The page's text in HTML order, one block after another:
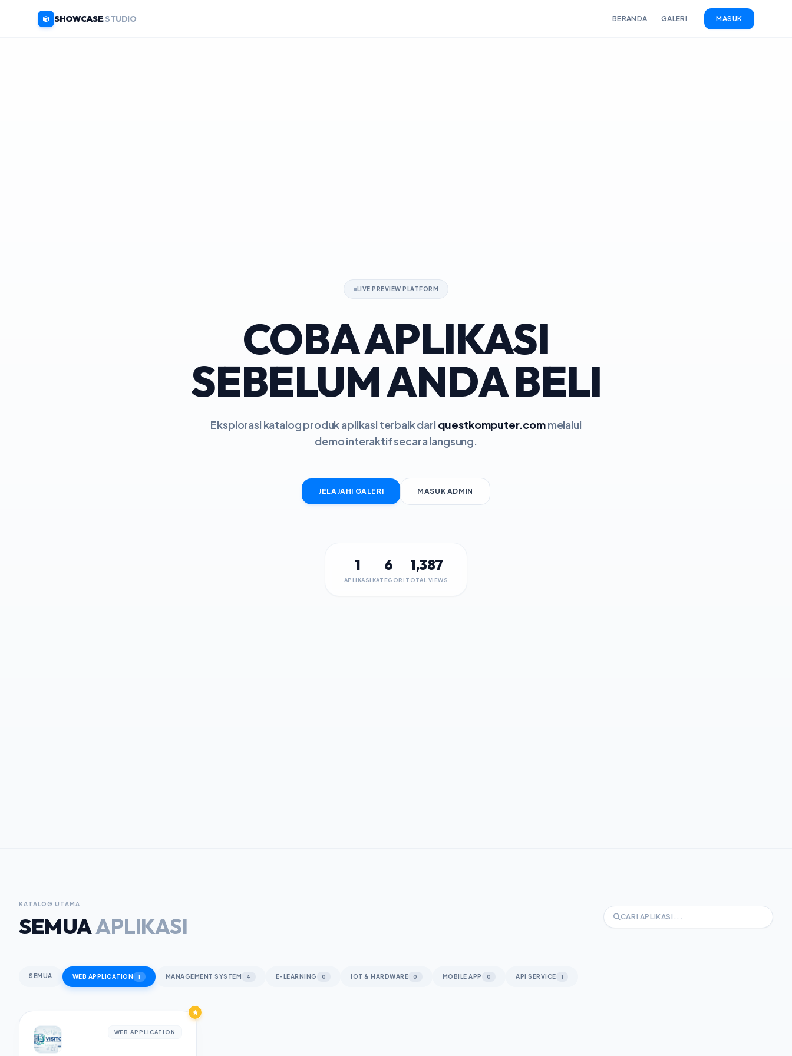
SHOWCASE.STUDIO BERANDA GALERI MASUK
LIVE PREVIEW PLATFORM
COBA APLIKASI
SEBELUM ANDA BELI
Eksplorasi katalog produk aplikasi terbaik dari questkomputer.commelalui
demo interaktif secara langsung.
JELAJAHI GALERI MASUK ADMIN
1
APLIKASI
6
KATEGORI
1,387
TOTAL VIEWS
KATALOG UTAMA
SEMUAAPLIKASI
SEMUA WEB APPLICATION 1 MANAGEMENT SYSTEM 4 E-LEARNING 0 IOT & HARDWARE 0 MOBILE APP 0 API SERVICE 1
WEB APPLICATION